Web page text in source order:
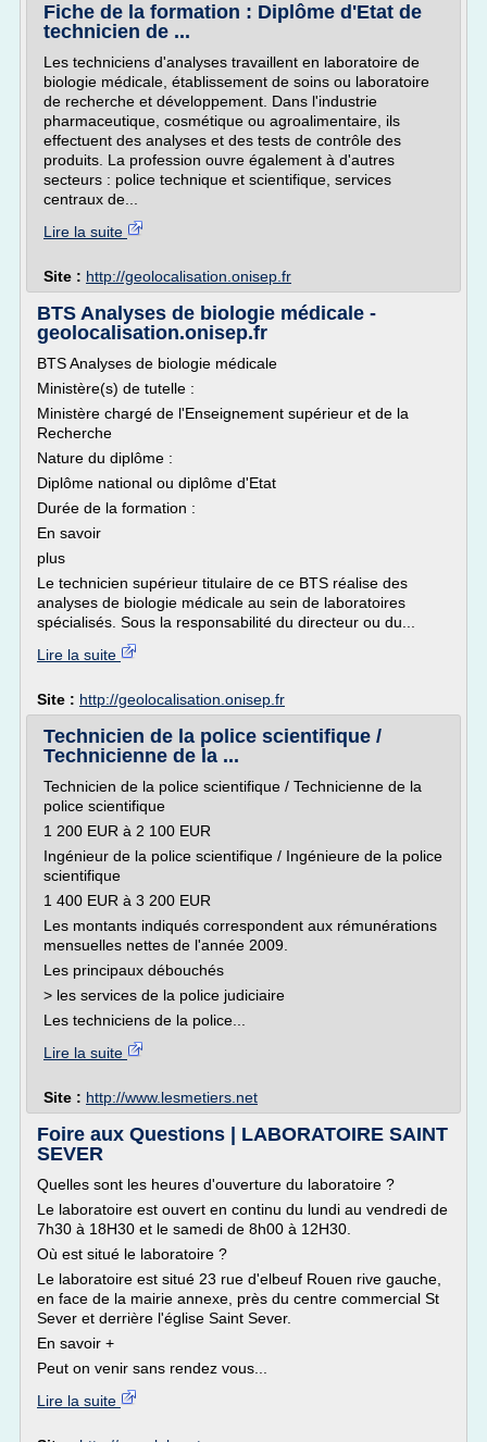
Fiche de la formation : Diplôme d'Etat de
technicien de ...
Les techniciens d'analyses travaillent en laboratoire de
biologie médicale, établissement de soins ou laboratoire
de recherche et développement. Dans l'industrie
pharmaceutique, cosmétique ou agroalimentaire, ils
effectuent des analyses et des tests de contrôle des
produits. La profession ouvre également à d'autres
secteurs : police technique et scientifique, services
centraux de...
Lire la suite
Site : http://geolocalisation.onisep.fr
BTS Analyses de biologie médicale -
geolocalisation.onisep.fr
BTS Analyses de biologie médicale
Ministère(s) de tutelle :
Ministère chargé de l'Enseignement supérieur et de la
Recherche
Nature du diplôme :
Diplôme national ou diplôme d'Etat
Durée de la formation :
En savoir
plus
Le technicien supérieur titulaire de ce BTS réalise des
analyses de biologie médicale au sein de laboratoires
spécialisés. Sous la responsabilité du directeur ou du...
Lire la suite
Site : http://geolocalisation.onisep.fr
Technicien de la police scientifique /
Technicienne de la ...
Technicien de la police scientifique / Technicienne de la
police scientifique
1 200 EUR à 2 100 EUR
Ingénieur de la police scientifique / Ingénieure de la police
scientifique
1 400 EUR à 3 200 EUR
Les montants indiqués correspondent aux rémunérations
mensuelles nettes de l'année 2009.
Les principaux débouchés
> les services de la police judiciaire
Les techniciens de la police...
Lire la suite
Site : http://www.lesmetiers.net
Foire aux Questions | LABORATOIRE SAINT
SEVER
Quelles sont les heures d'ouverture du laboratoire ?
Le laboratoire est ouvert en continu du lundi au vendredi de
7h30 à 18H30 et le samedi de 8h00 à 12H30.
Où est situé le laboratoire ?
Le laboratoire est situé 23 rue d'elbeuf Rouen rive gauche,
en face de la mairie annexe, près du centre commercial St
Sever et derrière l'église Saint Sever.
En savoir +
Peut on venir sans rendez vous...
Lire la suite